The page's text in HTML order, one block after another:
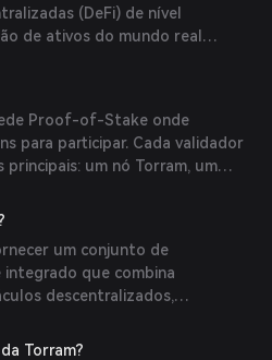
(DeFi) de nível
de ativos do mundo real
Ao entregar uma solução
do Bitcoin, a Torram capacita
DeFi diretamente na
necessidade de wraps, pontes
Proof-of-Stake onde
para participar. Cada validador
um nó Torram, um
A rede gera blocos em
dados na blockchain do
cada 10 minutos usando provas
todos os dados da Torram —
operações de ativos e
ancorados, verificáveis e
of-Work do Bitcoin.
um conjunto de
que combina
descentralizados,
padrão de token Bitcoin
e nativo da Camada 1 do
Torram?